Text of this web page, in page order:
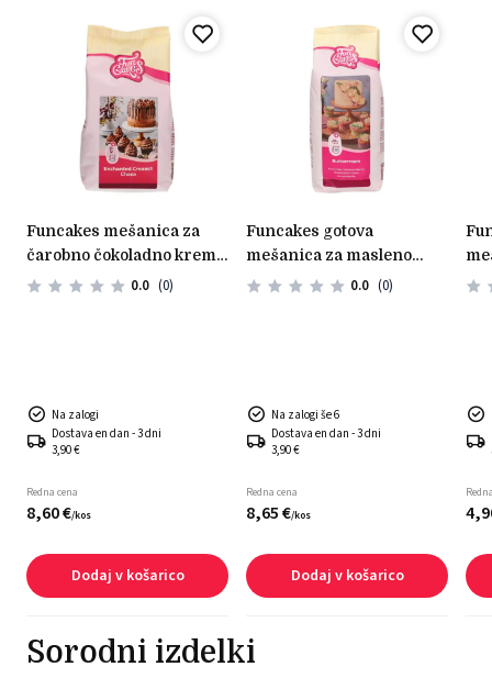
funcakes mešanica za
čarobno čokoladno kremo
– 450 g
0.0 (0)
Na zalogi
Dostava en dan - 3 dni
3,90 €
Redna cena
8,60€/kos
Dodaj v košarico
funcakes gotova
mešanica za masleno
kremo 1kg
0.0 (0)
Na zalogi še 6
Dostava en dan - 3 dni
3,90 €
Redna cena
8,65€/kos
Dodaj v košarico
funcakes gotova
4,
Sorodni izdelki